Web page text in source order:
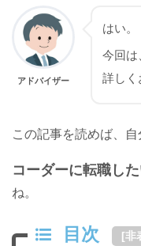
アドバイザー
はい。
今回は
詳しく
この記事を読めば、
コーダーに転職し
ね。
目次 [非